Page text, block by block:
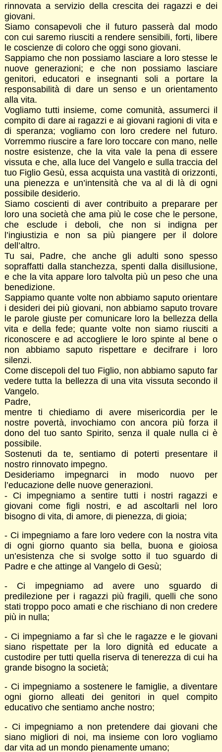
rinnovata a servizio della crescita dei ragazzi e dei
giovani.
Siamo consapevoli che il futuro passerà dal modo
con cui saremo riusciti a rendere sensibili, forti, libere
le coscienze di coloro che oggi sono giovani.
Sappiamo che non possiamo lasciare a loro stesse le
nuove generazioni; e che non possiamo lasciare
genitori, educatori e insegnanti soli a portare la
responsabilità di dare un senso e un orientamento
alla vita.
Vogliamo tutti insieme, come comunità, assumerci il
compito di dare ai ragazzi e ai giovani ragioni di vita e
di speranza; vogliamo con loro credere nel futuro.
Vorremmo riuscire a fare loro toccare con mano, nelle
nostre esistenze, che la vita vale la pena di essere
vissuta e che, alla luce del Vangelo e sulla traccia del
tuo Figlio Gesù, essa acquista una vastità di orizzonti,
una pienezza e un’intensità che va al di là di ogni
possibile desiderio.
Siamo coscienti di aver contribuito a preparare per
loro una società che ama più le cose che le persone,
che esclude i deboli, che non si indigna per
l’ingiustizia e non sa più piangere per il dolore
dell’altro.
Tu sai, Padre, che anche gli adulti sono spesso
sopraffatti dalla stanchezza, spenti dalla disillusione,
e che la vita appare loro talvolta più un peso che una
benedizione.
Sappiamo quante volte non abbiamo saputo orientare
i desideri dei più giovani, non abbiamo saputo trovare
le parole giuste per comunicare loro la bellezza della
vita e della fede; quante volte non siamo riusciti a
riconoscere e ad accogliere le loro spinte al bene o
non abbiamo saputo rispettare e decifrare i loro
silenzi.
Come discepoli del tuo Figlio, non abbiamo saputo far
vedere tutta la bellezza di una vita vissuta secondo il
Vangelo.
Padre,
mentre ti chiediamo di avere misericordia per le
nostre povertà, invochiamo con ancora più forza il
dono del tuo santo Spirito, senza il quale nulla ci è
possibile.
Sostenuti da te, sentiamo di poterti presentare il
nostro rinnovato impegno.
Desideriamo impegnarci in modo nuovo per
l’educazione delle nuove generazioni.
- Ci impegniamo a sentire tutti i nostri ragazzi e
giovani come figli nostri, e ad ascoltarli nel loro
bisogno di vita, di amore, di pienezza, di gioia;
- Ci impegniamo a fare loro vedere con la nostra vita
di ogni giorno quanto sia bella, buona e gioiosa
un’esistenza che si svolge sotto il tuo sguardo di
Padre e che attinge al Vangelo di Gesù;
- Ci impegniamo ad avere uno sguardo di
predilezione per i ragazzi più fragili, quelli che sono
stati troppo poco amati e che rischiano di non credere
più in nulla;
- Ci impegniamo a far sì che le ragazze e le giovani
siano rispettate per la loro dignità ed educate a
custodire per tutti quella riserva di tenerezza di cui ha
grande bisogno la società;
- Ci impegniamo a sostenere le famiglie, a diventare
ogni giorno alleati dei genitori in quel compito
educativo che sentiamo anche nostro;
- Ci impegniamo a non pretendere dai giovani che
siano migliori di noi, ma insieme con loro vogliamo
dar vita ad un mondo pienamente umano;